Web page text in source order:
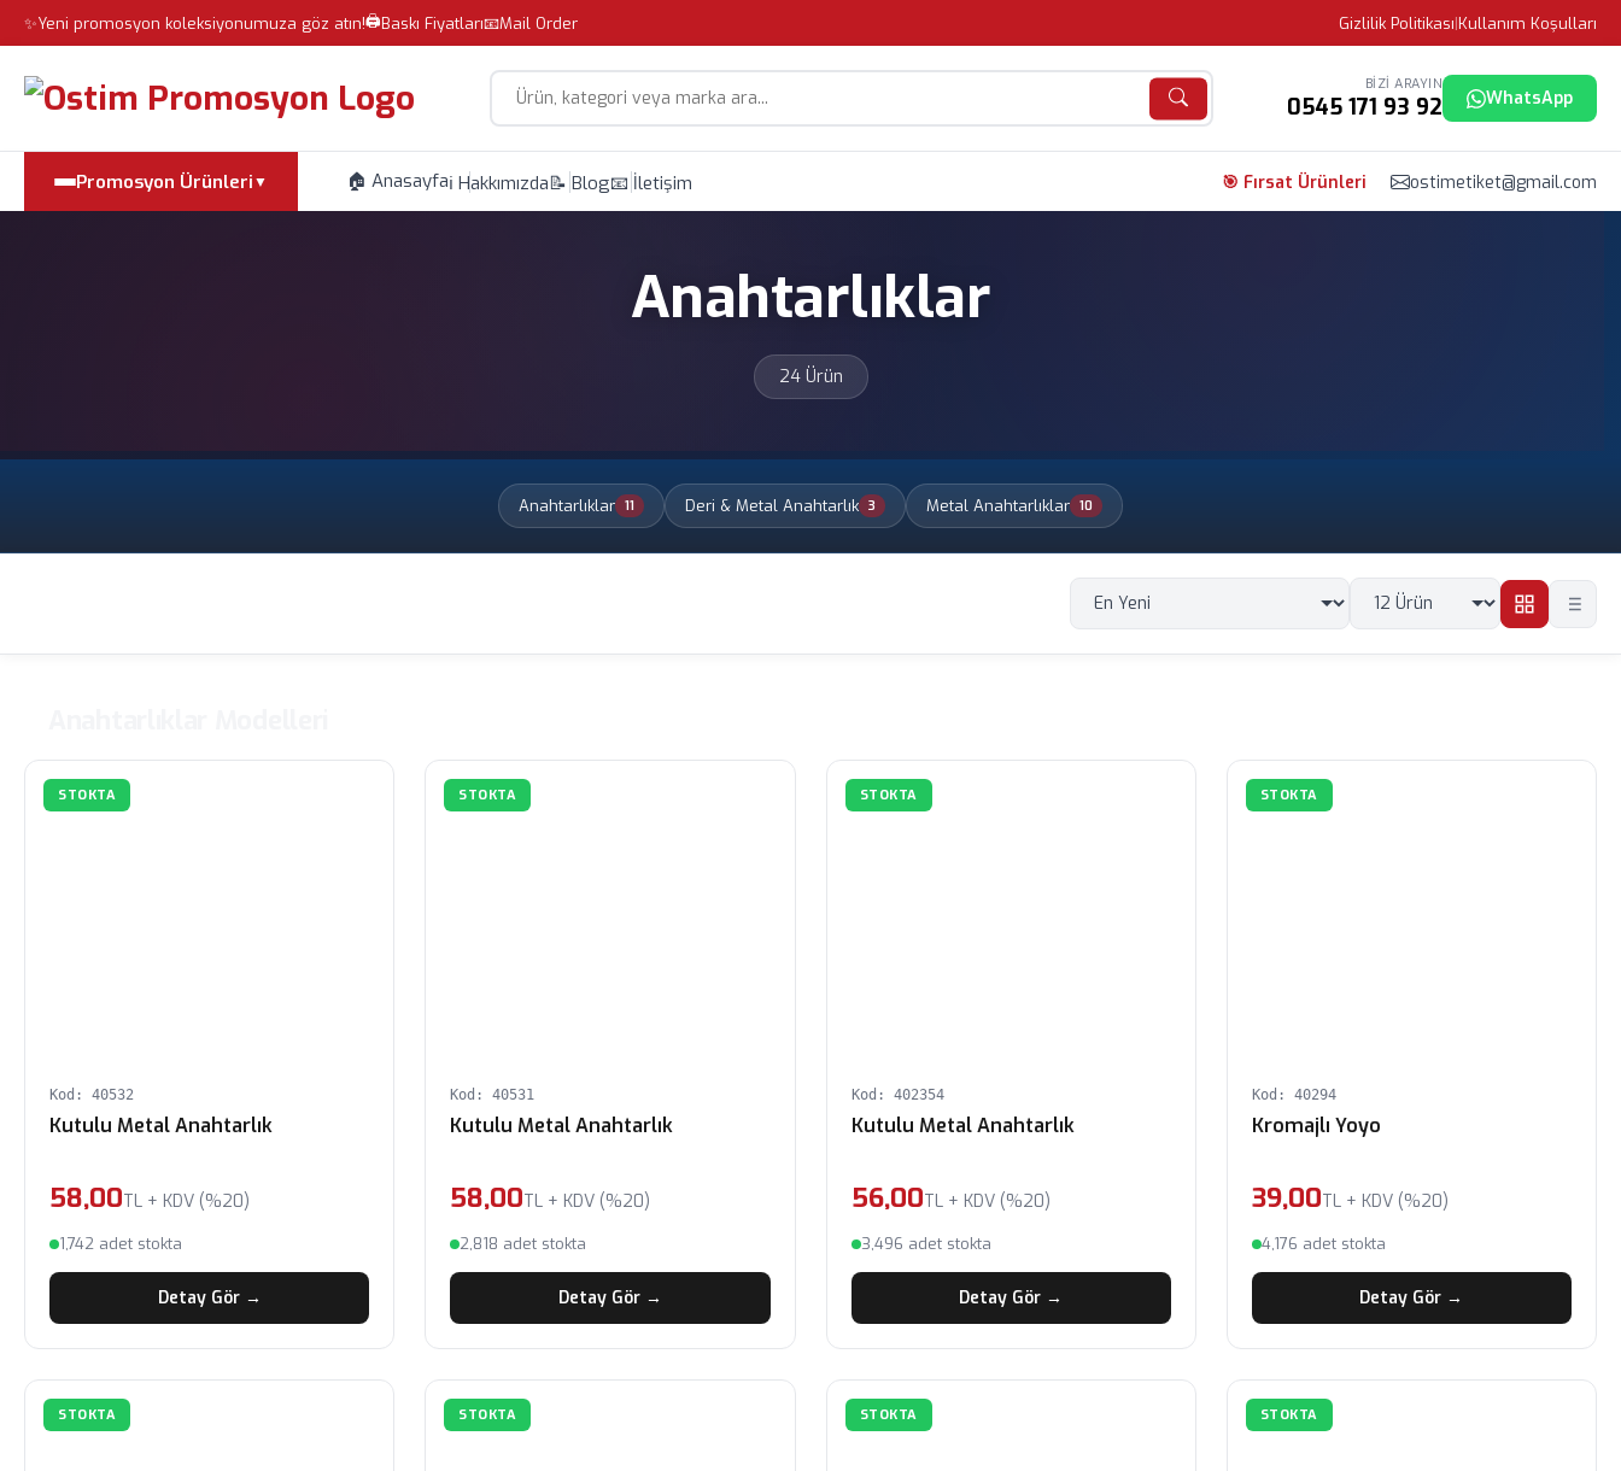
✨Yeni promosyon koleksiyonumuza göz atın!🖨️Baskı Fiyatları📧Mail Order Gizlilik Politikası|Kullanım Koşulları
Site içi arama BIZI ARAYIN
0545 171 93 92 WhatsApp
Promosyon Ürünleri▼ 🏠 Anasayfaℹ️ Hakkımızda📝 Blog📧 İletişim 🎯 Fırsat Ürünleri ostimetiket@gmail.com
Anahtarlıklar
24 Ürün
Anahtarlıklar 11 Deri & Metal Anahtarlık 3 Metal Anahtarlıklar 10
STOKTA
Kod: 40532
Kutulu Metal Anahtarlık
58,00TL + KDV (%20)
1,742 adet stokta
Detay Gör →
STOKTA
Kod: 40531
Kutulu Metal Anahtarlık
58,00TL + KDV (%20)
2,818 adet stokta
Detay Gör →
STOKTA
Kod: 402354
Kutulu Metal Anahtarlık
56,00TL + KDV (%20)
3,496 adet stokta
Detay Gör →
STOKTA
Kod: 40294
Kromajlı Yoyo
39,00TL + KDV (%20)
4,176 adet stokta
Detay Gör →
STOKTA STOKTA STOKTA STOKTA